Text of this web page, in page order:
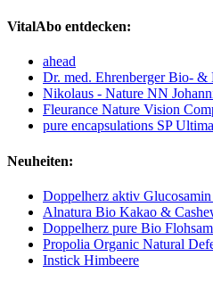
VitalAbo entdecken:
ahead
Dr. med. Ehrenberger Bio-
Nikolaus - Nature NN
Fleurance Nature Vision
pure encapsulations SP
Neuheiten:
Doppelherz aktiv
Alnatura Bio Kakao &
Doppelherz pure Bio
Propolia Organic Natural
Instick Himbeere